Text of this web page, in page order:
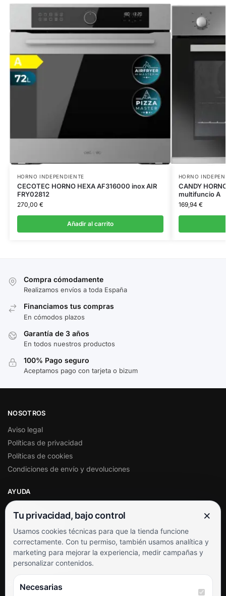
HORNO INDEPENDIENTE
CECOTEC HORNO HEXA AF316000 inox AIR
FRY02812
270,00 €
Añadir al carrito
HORNO
CANDY
multifuncio A
169,94 €
Compra cómodamente
Realizamos envíos a toda España
Financiamos tus compras
En cómodos plazos
Garantía de 3 años
En todos nuestros productos
100% Pago seguro
Aceptamos pago con tarjeta o bizum
NOSOTROS
Aviso legal
Políticas de privacidad
Políticas de cookies
Condiciones de envío y devoluciones
AYUDA
Soporte al cliente
Contacto
Términos y condiciones
Preguntas frecuentes
SÍGUENOS
Tu privacidad, bajo control ×
Usamos cookies técnicas para que la tienda funcione
correctamente. Con tu permiso, también usamos analítica y
marketing para mejorar la experiencia, medir campañas y
personalizar contenidos.
Necesarias